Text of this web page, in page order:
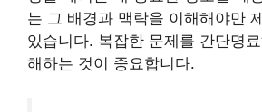
는 그 배경과 맥락을 이해해야만
있습니다. 복잡한 문제를 간단명
해하는 것이 중요합니다.